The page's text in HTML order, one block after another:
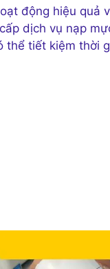
động hiệu quả
dịch vụ nạp
tiết kiệm thời